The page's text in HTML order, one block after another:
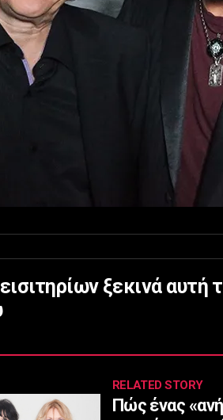
ξεκινά αυτή
RELATED STORY
Πώς ένας